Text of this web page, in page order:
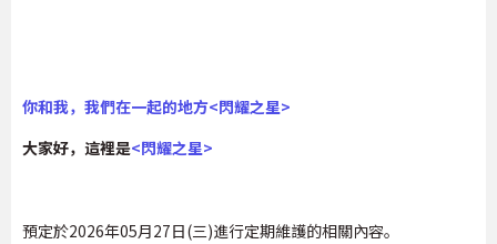
你和我，我們在一起的地方<閃耀之星>
大家好，這裡是<閃耀之星>
預定於2026年05月27日(三)進行定期維護的相關內容。